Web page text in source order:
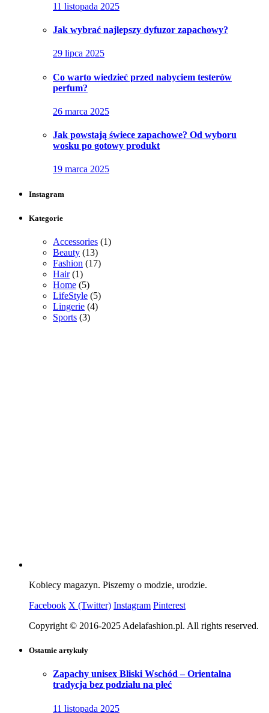
11 listopada 2025
Jak wybrać najlepszy dyfuzor zapachowy?
29 lipca 2025
Co warto wiedzieć przed nabyciem testerów
perfum?
26 marca 2025
Jak powstają świece zapachowe? Od wyboru
wosku po gotowy produkt
19 marca 2025
Instagram
Kategorie
Accessories (1)
Beauty (13)
Fashion (17)
Hair(1)
Home (5)
LifeStyle (5)
Lingerie (4)
Sports (3)
Kobiecy magazyn. Piszemy o modzie, urodzie.
Facebook X (Twitter) Instagram Pinterest
Copyright © 2016-2025 Adelafashion.pl. All rights reserved.
Ostatnie artykuły
Zapachy unisex Bliski Wschód – Orientalna
tradycja bez podziału na płeć
11 listopada 2025